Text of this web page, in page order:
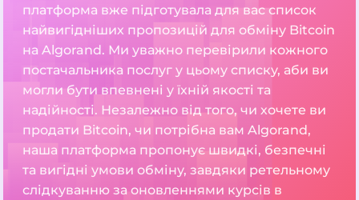
платформа вже підготувала для вас список
найвигідніших пропозицій для обміну Bitcoin
на Algorand. Ми уважно перевірили кожного
постачальника послуг у цьому списку, аби ви
могли бути впевнені у їхній якості та
надійності. Незалежно від того, чи хочете ви
продати Bitcoin, чи потрібна вам Algorand,
наша платформа пропонує швидкі, безпечні
та вигідні умови обміну, завдяки ретельному
слідкуванню за оновленнями курсів в